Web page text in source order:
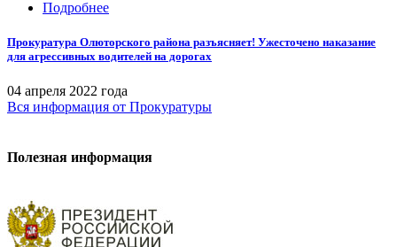
Подробнее
Прокуратура Олюторского района разъясняет! Ужесточено наказание
для агрессивных водителей на дорогах
04 апреля 2022 года
Вся информация от Прокуратуры
Полезная информация